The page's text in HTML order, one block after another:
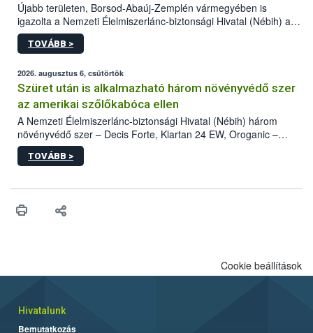
Újabb területen, Borsod-Abaúj-Zemplén vármegyében is
igazolta a Nemzeti Élelmiszerlánc-biztonsági Hivatal (Nébih) a
kőrisrontó karcsúdíszbogár (Agrilus planipennis) jelenlétét. A
kártevőt nem csak színcsapdában találták meg, de már fertőzött
az intenzív felderítést, emellett az intézkedéseket a szlovák
hatósággal is összehangolják a terjedés megállítása érdekében.
TOVÁBB >
2026. augusztus 6, csütörtök
Szüret után is alkalmazható három növényvédő szer
az amerikai szőlőkabóca ellen
A Nemzeti Élelmiszerlánc-biztonsági Hivatal (Nébih) három
növényvédő szer – Decis Forte, Klartan 24 EW, Oroganic –
engedélyokiratát módosította, így azok a szüretet követően,
egészen a vesszőérettség (BBCH 91) stádiumáig
érésű szőlőkben is legyen lehetőség a károsító elleni további
felhasználók számára is elérhető és ökológiai termesztésben is
TOVÁBB >
Cookie beállítások
Hivatalunk
Bemutatkozás